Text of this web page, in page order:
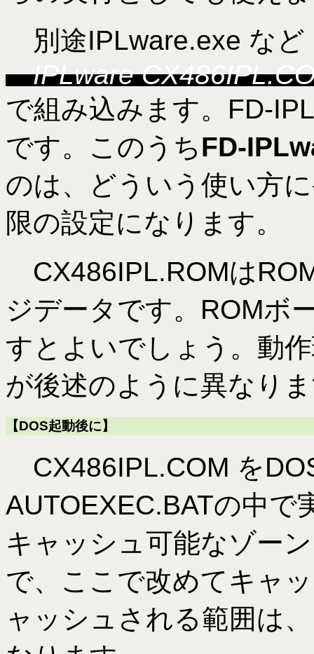
別途IPLware.exe など
IPLware
で組み込みます。FD-
です。このうちFD-
のは、どういう使い方
限の設定になります。
CX486IPL.ROMは
ジデータです。ROMボ
すとよいでしょう。動
が後述のように異なり
【DOS起動後に】
CX486IPL.COM を
AUTOEXEC.BATの中で
キャッシュ可能なゾー
で、ここで改めてキャ
ャッシュされる範囲は